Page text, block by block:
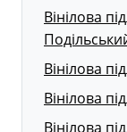
Вінілова
Вінілова
Вінілова
Вінілова